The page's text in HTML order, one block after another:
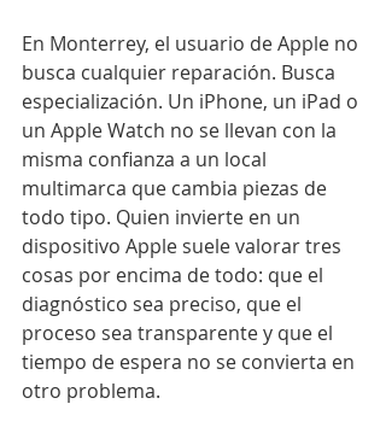
En Monterrey, el usuario de Apple no
busca cualquier reparación. Busca
especialización. Un iPhone, un iPad o
un Apple Watch no se llevan con la
misma confianza a un local
multimarca que cambia piezas de
todo tipo. Quien invierte en un
dispositivo Apple suele valorar tres
cosas por encima de todo: que el
diagnóstico sea preciso, que el
proceso sea transparente y que el
tiempo de espera no se convierta en
otro problema.